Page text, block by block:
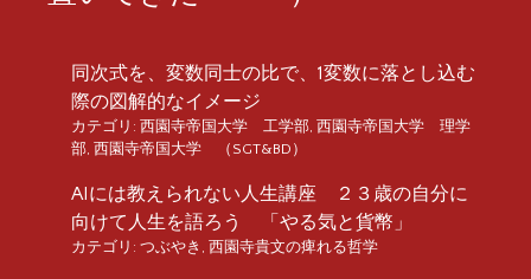
同次式を、変数同士の比で、1変数に落とし込む
際の図解的なイメージ
カテゴリ: 西園寺帝国大学 工学部 西園寺帝国大学 理学
部 西園寺帝国大学 （SGT&BD）
AIには教えられない人生講座 ２３歳の自分に
向けて人生を語ろう 「やる気と貨幣」
カテゴリ: つぶやき 西園寺貴文の痺れる哲学